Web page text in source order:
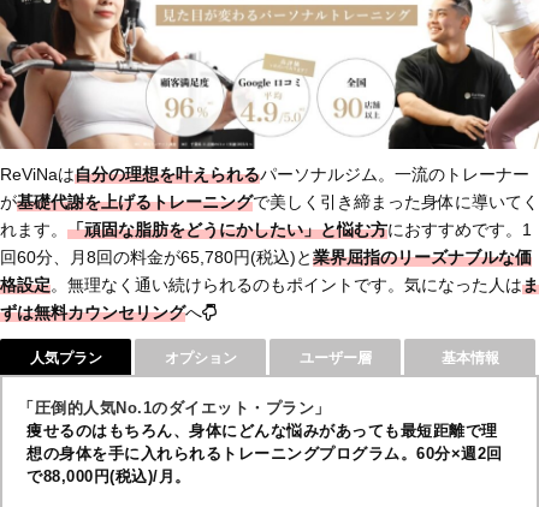
ReViNaは自分の理想を叶えられるパーソナルジム。一流のトレーナー
が基礎代謝を上げるトレーニングで美しく引き締まった身体に導いてく
れます。 「頑固な脂肪をどうにかしたい」と悩む方におすすめです。1
回60分、月8回の料金が65,780円(税込)と業界屈指のリーズナブルな価
格設定。無理なく通い続けられるのもポイントです。気になった人はま
ずは無料カウンセリングへ
人気プラン オプション ユーザー層 基本情報
「圧倒的人気No.1のダイエット・プラン」
痩せるのはもちろん、身体にどんな悩みがあっても最短距離で理
想の身体を手に入れられるトレーニングプログラム。60分×週2回
で88,000円(税込)/月。